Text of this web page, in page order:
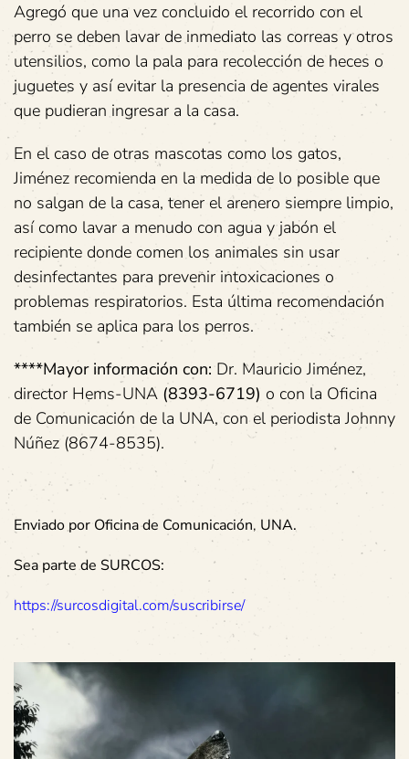
Agregó que una vez concluido el recorrido con el
perro se deben lavar de inmediato las correas y otros
utensilios, como la pala para recolección de heces o
juguetes y así evitar la presencia de agentes virales
que pudieran ingresar a la casa.
En el caso de otras mascotas como los gatos,
Jiménez recomienda en la medida de lo posible que
no salgan de la casa, tener el arenero siempre limpio,
así como lavar a menudo con agua y jabón el
recipiente donde comen los animales sin usar
desinfectantes para prevenir intoxicaciones o
problemas respiratorios. Esta última recomendación
también se aplica para los perros.
****Mayor información con: Dr. Mauricio Jiménez,
director Hems-UNA (8393-6719) o con la Oficina
de Comunicación de la UNA, con el periodista Johnny
Núñez (8674-8535).
Enviado por Oficina de Comunicación, UNA.
Sea parte de SURCOS:
https://surcosdigital.com/suscribirse/